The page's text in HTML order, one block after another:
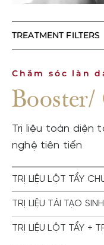
TREATMENT FILTERS
Chăm sóc làn
Booster/
Trị liệu toàn diện
nghệ tiên tiến
TRỊ LIỆU LỘT TẨY
TRỊ LIỆU TÁI TẠO
TRỊ LIỆU LỘT TẨY +